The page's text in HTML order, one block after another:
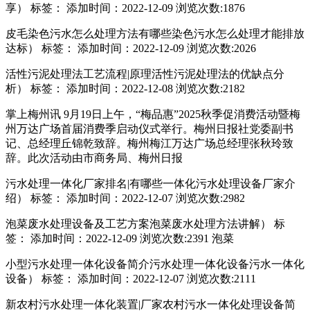
享） 标签： 添加时间：2022-12-09 浏览次数:1876
皮毛染色污水怎么处理方法有哪些染色污水怎么处理才能排放
达标） 标签： 添加时间：2022-12-09 浏览次数:2026
活性污泥处理法工艺流程|原理活性污泥处理法的优缺点分
析） 标签： 添加时间：2022-12-08 浏览次数:2182
掌上梅州讯 9月19日上午，“梅品惠”2025秋季促消费活动暨梅
州万达广场首届消费季启动仪式举行。梅州日报社党委副书
记、总经理丘锦乾致辞。梅州梅江万达广场总经理张秋玲致
辞。此次活动由市商务局、梅州日报
污水处理一体化厂家排名|有哪些一体化污水处理设备厂家介
绍） 标签： 添加时间：2022-12-07 浏览次数:2982
泡菜废水处理设备及工艺方案泡菜废水处理方法讲解） 标
签： 添加时间：2022-12-09 浏览次数:2391 泡菜
小型污水处理一体化设备简介污水处理一体化设备污水一体化
设备） 标签： 添加时间：2022-12-07 浏览次数:2111
新农村污水处理一体化装置|厂家农村污水一体化处理设备简